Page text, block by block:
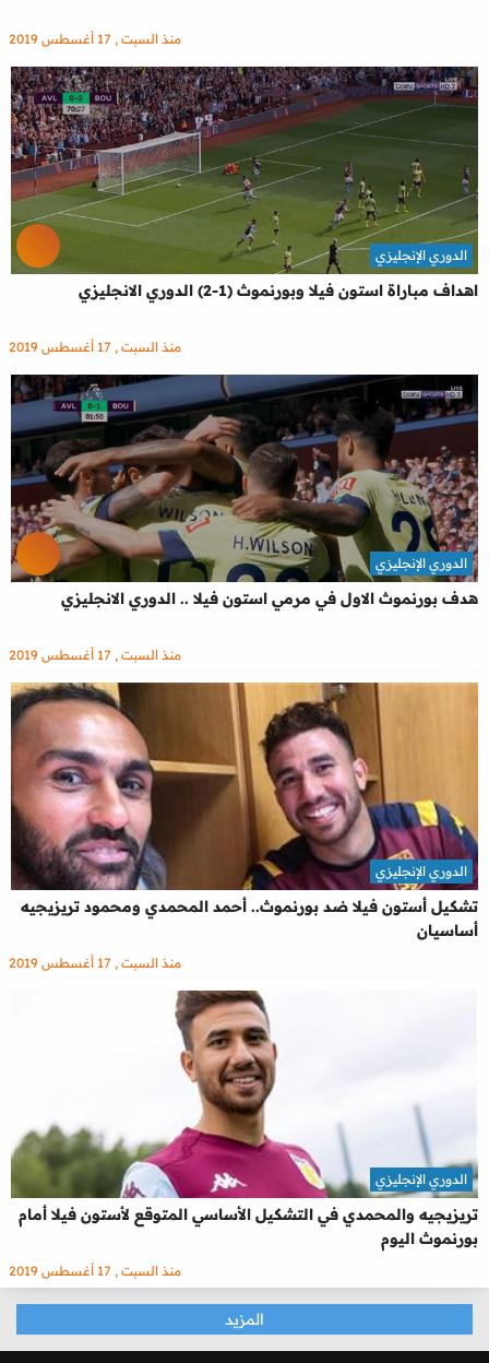
منذ السبت , 17 أغسطس 2019
اهداف مباراة استون فيلا وبورنموث (1-2) الدوري الانجليزي
الدوري الإنجليزي
منذ السبت , 17 أغسطس 2019
هدف بورنموث الاول في مرمي استون فيلا .. الدوري الانجليزي
الدوري الإنجليزي
منذ السبت , 17 أغسطس 2019
تشكيل أستون فيلا ضد بورنموث.. أحمد المحمدي ومحمود تريزيجيه
أساسيان
الدوري الإنجليزي
منذ السبت , 17 أغسطس 2019
تريزيجيه والمحمدي في التشكيل الأساسي المتوقع لأستون فيلا أمام
بورنموث اليوم
الدوري الإنجليزي
منذ السبت , 17 أغسطس 2019
المزيد